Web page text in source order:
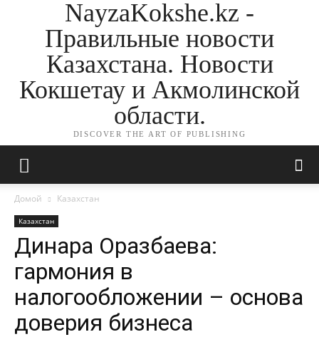
NayzaKokshe.kz -
Правильные новости
Казахстана. Новости
Кокшетау и Акмолинской
области.
DISCOVER THE ART OF PUBLISHING
Домой Казахстан
Казахстан
Динара Оразбаева:
гармония в
налогообложении – основа
доверия бизнеса